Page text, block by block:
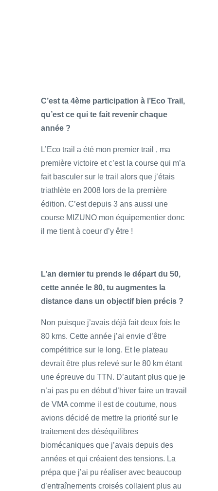
C’est ta 4ème participation à l’Eco Trail,
qu’est ce qui te fait revenir chaque
année ?
L’Eco trail a été mon premier trail , ma
première victoire et c’est la course qui m’a
fait basculer sur le trail alors que j’étais
triathlète en 2008 lors de la première
édition. C’est depuis 3 ans aussi une
course MIZUNO mon équipementier donc
il me tient à coeur d’y être !
L’an dernier tu prends le départ du 50,
cette année le 80, tu augmentes la
distance dans un objectif bien précis ?
Non puisque j’avais déjà fait deux fois le
80 kms. Cette année j’ai envie d’être
compétitrice sur le long. Et le plateau
devrait être plus relevé sur le 80 km étant
une épreuve du TTN. D’autant plus que je
n’ai pas pu en début d’hiver faire un travail
de VMA comme il est de coutume, nous
avions décidé de mettre la priorité sur le
traitement des déséquilibres
biomécaniques que j’avais depuis des
années et qui créaient des tensions. La
prépa que j’ai pu réaliser avec beaucoup
d’entraînements croisés collaient plus au